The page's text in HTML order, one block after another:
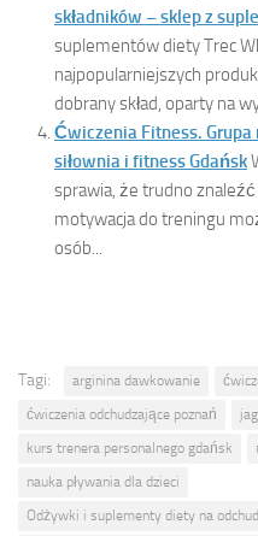
składników – sklep z
suplementów diety Trec
najpopularniejszych
dobrany skład, oparty na
Ćwiczenia Fitness.
siłownia i fitness Gdańsk
sprawia, że trudno
motywacja do treningu
osób...
Tagi: arginina dawkowanie
ćwiczenia odchudzające poznań
kurs trenera personalnego gdańsk
nauka pływania dla dzieci
Odżywki i suplementy diety na